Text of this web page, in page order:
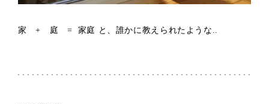
家 + 庭 = 家庭 と、誰かに教えられたような..